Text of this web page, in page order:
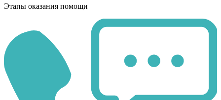
Этапы оказания помощи